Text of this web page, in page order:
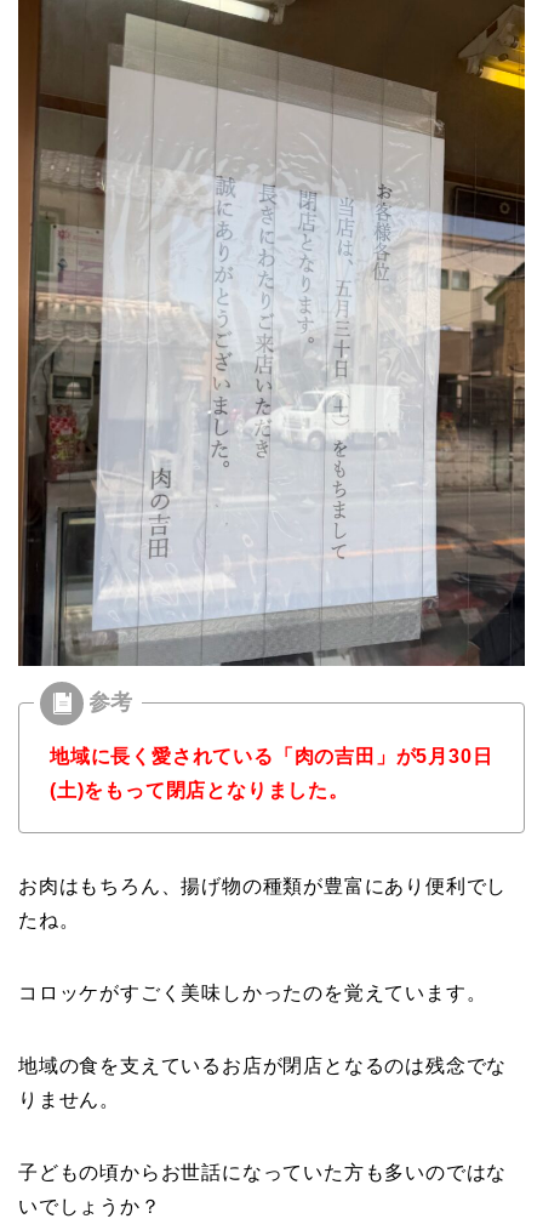
地域に長く愛されている「肉の吉田」が5月30日
(土)をもって閉店となりました。
お肉はもちろん、揚げ物の種類が豊富にあり便利でし
たね。
コロッケがすごく美味しかったのを覚えています。
地域の食を支えているお店が閉店となるのは残念でな
りません。
子どもの頃からお世話になっていた方も多いのではな
いでしょうか？